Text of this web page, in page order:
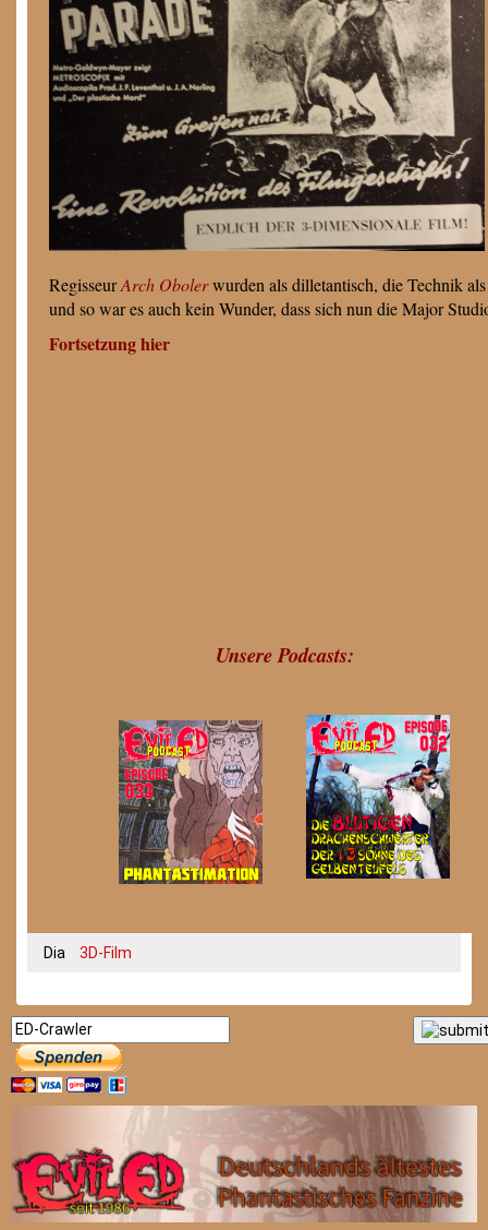
RegisseurArch Obolerwurden als dilletantisch, die Technik
und so war es auch kein Wunder, dass sich nun die Major
Fortsetzung hier
Unsere Podcasts:
Dia 3D-Film